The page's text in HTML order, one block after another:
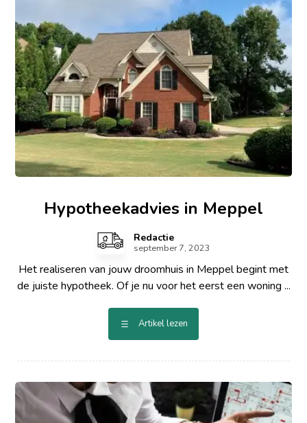
Hypotheekadvies in Meppel
Redactie
september 7, 2023
Het realiseren van jouw droomhuis in Meppel begint met
de juiste hypotheek. Of je nu voor het eerst een woning ...
Artikel lezen